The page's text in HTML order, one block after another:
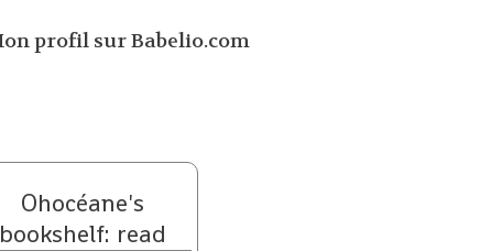
Ohocéane's
bookshelf: read